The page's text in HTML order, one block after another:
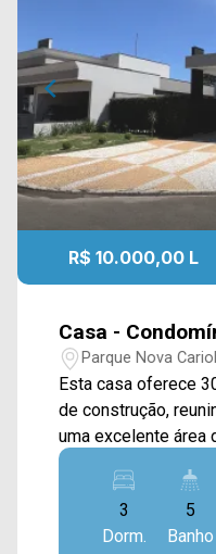
R$ 10.000,00 L
Casa -
Parque Nova
Esta casa oferece
de construção,
uma excelente área
moderno e funcional. A área social conta com
ampla sala de estar
cozinha totalmente
cooktop,
3
Dorm.
5
Banho